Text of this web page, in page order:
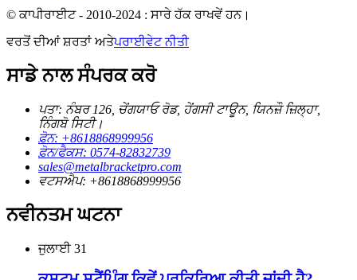
© ਕਾਪੀਰਾਈਟ - 2010-2024 : ਸਾਰੇ ਹੱਕ ਰਾਖਵੇਂ ਹਨ।
ਵਰਤੋਂ ਦੀਆਂ ਸ਼ਰਤਾਂ ਅਤੇਪਰਾਈਵੇਟ ਨੀਤੀ
ਸਾਡੇ ਨਾਲ ਸੰਪਰਕ ਕਰੋ
ਪਤਾ: ਨੰਬਰ 126, ਚੇਂਗਯਾਓ ਰੋਡ, ਹੇਂਗਸੀ ਟਾਊਨ, ਯਿਨਜ਼ੌ ਜ਼ਿਲ੍ਹਾ,
ਨਿੰਗਬੋ ਸਿਟੀ।
ਫ਼ੋਨ: +8618868999956
ਫ਼ੋਨ/ਫੈਕਸ: 0574-82832739
sales@metalbracketpro.com
ਵਟਸਐਪ: +8618868999956
ਨਵੀਨਤਮ ਘਟਨਾ
ਜੁਲਾਈ 31